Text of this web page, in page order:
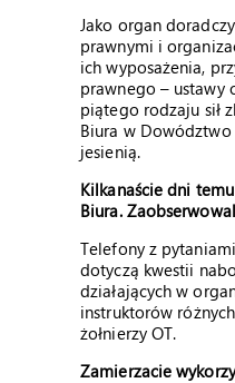
Jako organ
prawnymi i
ich wyposażenia,
prawnego – ustawy
piątego rodzaju sił
Biura w
jesienią.
Kilkanaście dni
Biura.
Telefony z
dotyczą kwestii
działających w
instruktorów
żołnierzy OT.
Zamierzacie